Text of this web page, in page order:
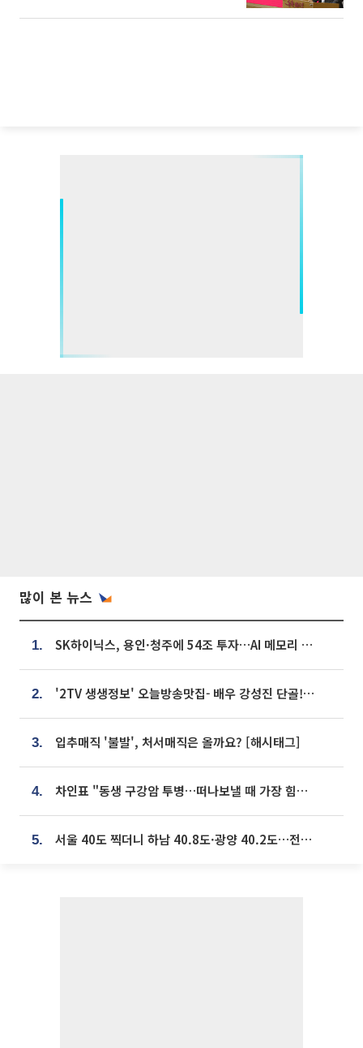
많이 본 뉴스
1. SK하이닉스, 용인·청주에 54조 투자…AI 메모리 생산기지 키운다
2. '2TV 생생정보' 오늘방송맛집- 배우 강성진 단골! 쌀국수ㆍ푸팟퐁 커리 맛집 '블○○○'
3. 입추매직 '불발', 처서매직은 올까요? [해시태그]
4. 차인표 "동생 구강암 투병…떠나보낼 때 가장 힘들었다”
5. 서울 40도 찍더니 하남 40.8도·광양 40.2도…전국 '펄펄'